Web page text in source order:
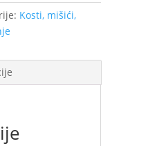
Kosti, mišići,